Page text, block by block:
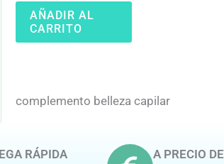
AÑADIR AL
CARRITO
complemento belleza capilar
RÁPIDA
A PRECIO DE